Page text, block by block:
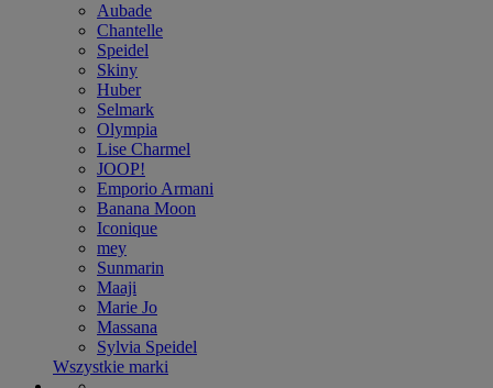
Aubade
Chantelle
Speidel
Skiny
Huber
Selmark
Olympia
Lise Charmel
JOOP!
Emporio Armani
Banana Moon
Iconique
mey
Sunmarin
Maaji
Marie Jo
Massana
Sylvia Speidel
Wszystkie marki